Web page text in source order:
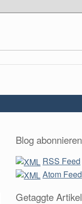
Blog abonnieren
RSS Feed
Atom Feed
Getaggte Artikel